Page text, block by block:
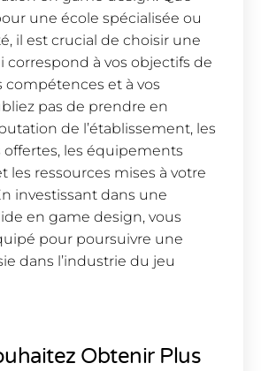
une école spécialisée ou
il est crucial de choisir une
correspond à vos objectifs de
compétences et à vos
pas de prendre en
de l’établissement, les
les équipements
les ressources mises à votre
investissant dans une
en game design, vous
pour poursuivre une
dans l’industrie du jeu
Obtenir Plus